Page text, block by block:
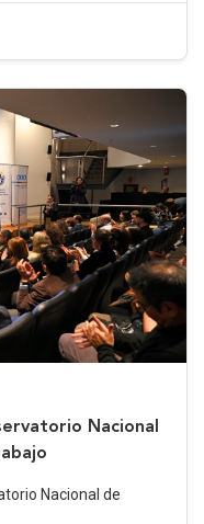
Nacional
Nacional de